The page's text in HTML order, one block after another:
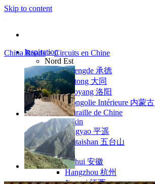
Skip to content
Inspiration
Nord Est
Chengde 承德
Datong 大同
Luoyang 洛阳
Mongolie Intérieure 内蒙古
Muraille de Chine
Pékin
Pingyao 平遥
Wutaishan 五台山
Côte Est
Anhui 安徽
Hangzhou 杭州
China Roads > Circuits en Chine